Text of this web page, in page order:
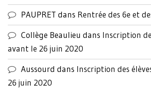
PAUPRET dans Rentrée des 6e et
Collège Beaulieu dans Inscription
avant le 26 juin 2020
Aussourd dans Inscription des
26 juin 2020